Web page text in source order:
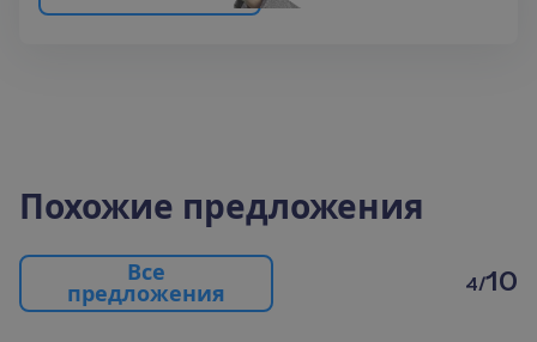
Похожие предложения
Все
предложения 4/10